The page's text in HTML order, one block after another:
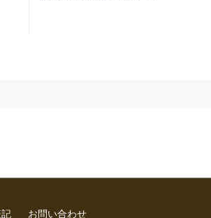
お問い合わせ